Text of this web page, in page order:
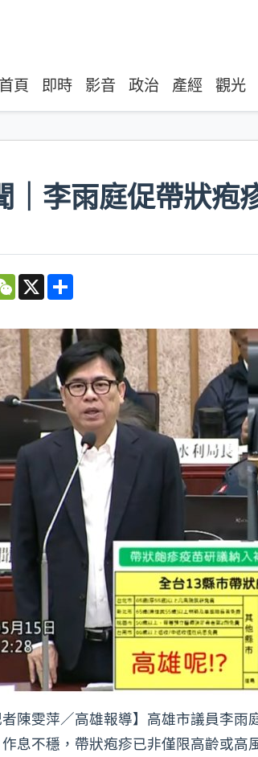
首頁 即時 影音 政治 產經 觀光
｜李雨庭促帶狀
W
a
t
X
e
者陳雯萍／高雄報導】高雄市議員李
息不穩，帶狀疱疹已非僅限高齡或